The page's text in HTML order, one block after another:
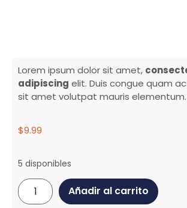
Lorem ipsum dolor sit amet,
adipiscing elit. Duis congue quam
sit amet volutpat mauris elementum.
$9.99
5 disponibles
Añadir al carrito